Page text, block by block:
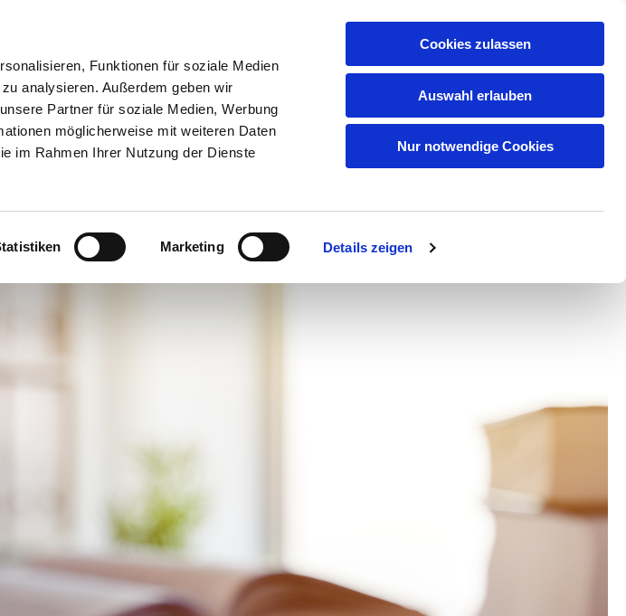
Funktionen für soziale Medien
analysieren. Außerdem geben wir
Partner für soziale Medien, Werbung
möglicherweise mit weiteren Daten
im Rahmen Ihrer Nutzung der Dienste
Marketing Details zeigen
Cookies zulassen
Auswahl erlauben
Nur notwendige Cookies
und Matthias Stelter
in Braunfels
Anfahrt & Kontakt Impressum